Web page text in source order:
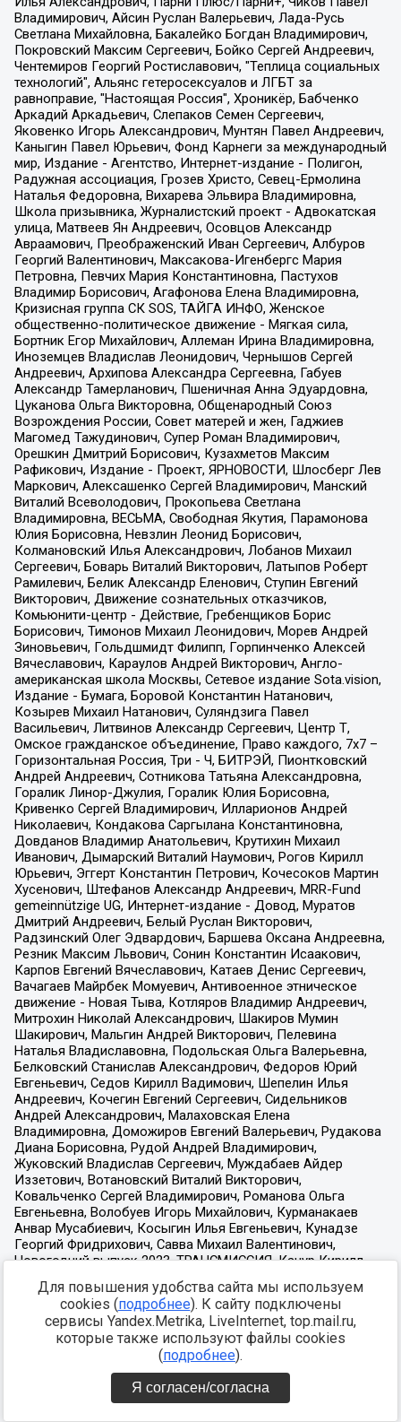
Для повышения удобства сайта мы используем
cookies (подробнее). К сайту подключены
сервисы Yandex.Metrika, LiveInternet, top.mail.ru,
которые также используют файлы cookies
(подробнее).
Я согласен/согласна